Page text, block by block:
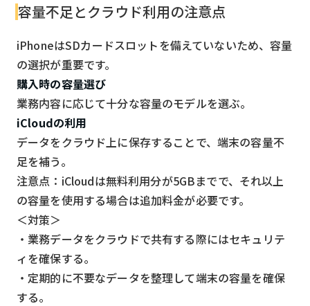
容量不足とクラウド利用の注意点
iPhoneはSDカードスロットを備えていないため、容量
の選択が重要です。
購入時の容量選び
業務内容に応じて十分な容量のモデルを選ぶ。
iCloudの利用
データをクラウド上に保存することで、端末の容量不
足を補う。
注意点：iCloudは無料利用分が5GBまでで、それ以上
の容量を使用する場合は追加料金が必要です。
＜対策＞
・業務データをクラウドで共有する際にはセキュリテ
ィを確保する。
・定期的に不要なデータを整理して端末の容量を確保
する。